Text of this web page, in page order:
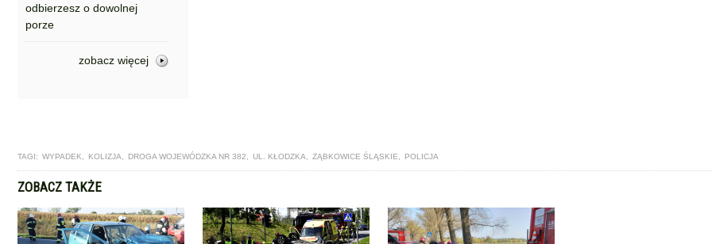
odbierzesz o dowolnej
porze
zobacz więcej
TAGI: WYPADEK KOLIZJA DROGA WOJEWÓDZKA NR 382 UL. KŁODZKA ZĄBKOWICE ŚLĄSKIE POLICJA
ZOBACZ TAKŻE